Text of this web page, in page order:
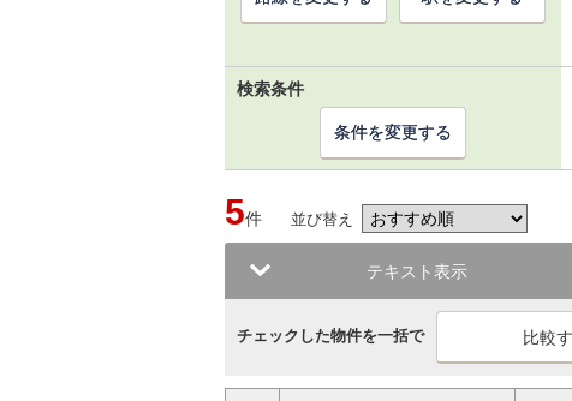
検索条件
条件を変更する
5件 並び替え
テキスト表示
チェックした物件を一括で